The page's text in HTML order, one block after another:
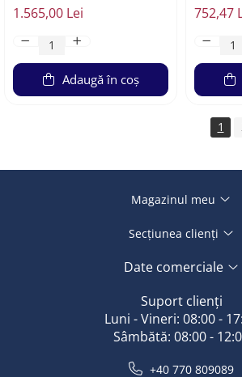
1.565,00 Lei
Adaugă în coș
752,47
1
Magazinul meu
Secțiunea clienți
Date comerciale
Suport clienți
Luni - Vineri: 08:00 -
Sâmbătă: 08:00 -
+40 770 809089